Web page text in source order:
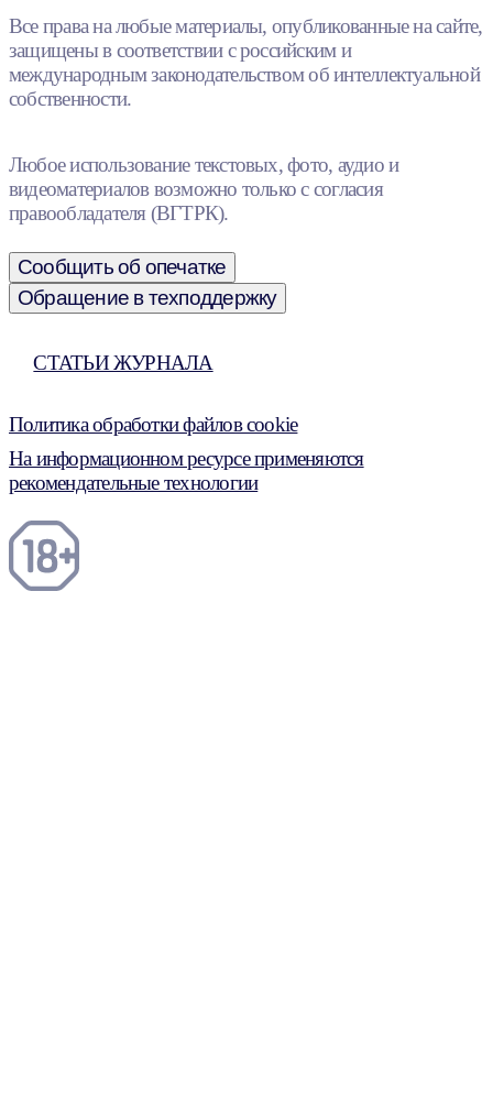
Все права на любые материалы, опубликованные на сайте,
защищены в соответствии с российским и
международным законодательством об интеллектуальной
собственности.
Любое использование текстовых, фото, аудио и
видеоматериалов возможно только с согласия
правообладателя (ВГТРК).
Сообщить об опечатке
Обращение в техподдержку
СТАТЬИ ЖУРНАЛА
Политика обработки файлов cookie
На информационном ресурсе применяются
рекомендательные технологии